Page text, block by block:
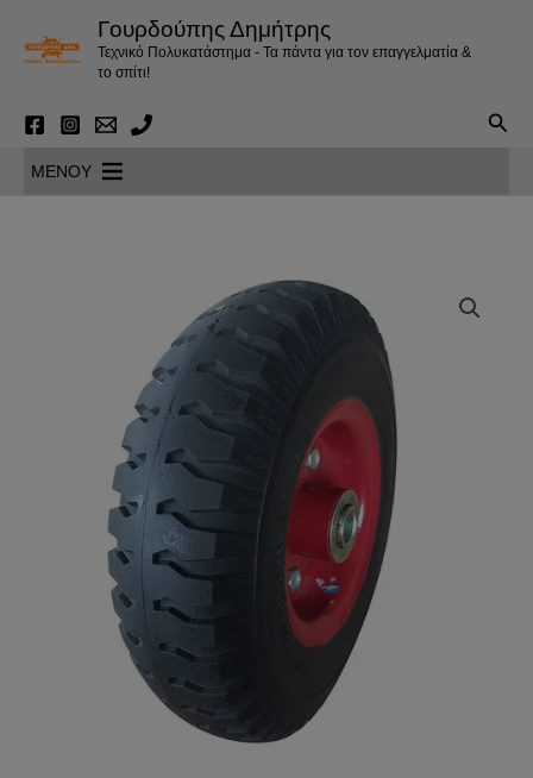
περιεχόμενο
Γουρδούπης Δημήτρης
Τεχνικό Πολυκατάστημα - Τα πάντα για τον επαγγελματία &
το σπίτι!
MENOY